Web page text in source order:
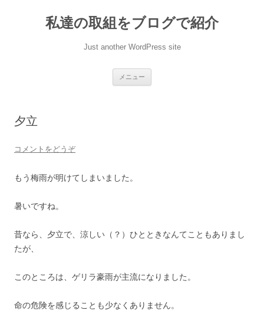
私達の取組をブログで紹介
Just another WordPress site
メニュー
夕立
コメントをどうぞ
もう梅雨が明けてしまいました。
暑いですね。
昔なら、夕立で、涼しい（？）ひとときなんてこともありまし
たが、
このところは、ゲリラ豪雨が主流になりました。
命の危険を感じることも少なくありません。